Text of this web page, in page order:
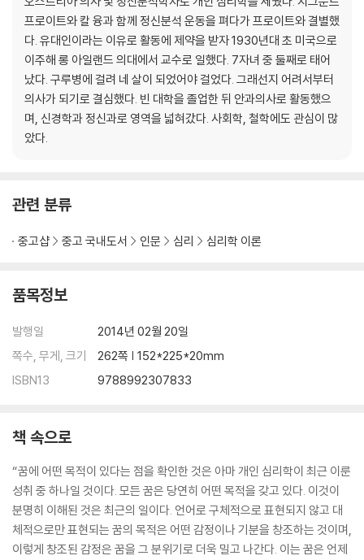
8장 문제아와 그들을 위한 교육
교육의 원칙들/ 부모와 자식/ 문제아의 우월감 콤플렉스/ 신동/ 아이들을
응원하는 방법/ 아이들의 가족 내 서열
9장 사회적 문제와 사회적 적응
사회적 맥락/ 인생의 임무들/ 성격의 형성
또 격려!
11장 사랑과 결혼
위한 조언/ 위험 신호/ 사회적 임무
12장 성욕과 성적 문제
13장 열등의 중요성
프로이트와 칼 융과 함께 정신분석 운동을 펴다가 프로이트와 결별했
다. 유대인이라는 이유로 활동에 제약을 받자 1930년대 초 미국으로
이주해 롱 아일랜드 의대에서 교수로 일했다. 7자녀 중 둘째로 태어
났다. 구루병에 걸려 네 살이 되었어야 걸었다. 그래선지 어려서부터
의사가 되기로 결심했다. 빈 대학을 졸업한 뒤 안과의사로 활동했으
며, 신경학과 정신과로 영역을 넓혀갔다. 사회학, 철학에도 관심이 많
았다.
관련 분류
중고샵 중고 국내도서 인문 심리 심리학 이론
품목정보
발행일
2014년 02월 20일
쪽수, 무게, 크기
262쪽 | 152*225*20mm
ISBN13
9788992307833
책 속으로
“꿈에 어떤 목적이 있다는 점을 확인한 것은 아마 개인 심리학이 최근 이룬
성취 중 하나일 것이다. 모든 꿈은 당연히 어떤 목적을 갖고 있다. 이것이
분명히 이해된 것은 최근의 일이다. 언어로 구체적으로 표현되지 않고 대
체적으로만 표현되는 꿈의 목적은 어떤 감정이나 기분을 창조하는 것이며,
이렇게 창조된 감정은 꿈을 그 분위기로 더욱 밀고 나간다. 이는 꿈은 언제